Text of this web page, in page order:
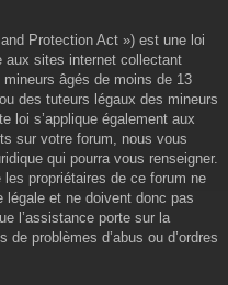
Protection Act ») est une loi
aux sites internet collectant
âgés de moins de 13
des tuteurs légaux des mineurs
loi s’applique également aux
sur votre forum, nous vous
qui pourra vous renseigner.
propriétaires de ce forum ne
légale et ne doivent donc pas
l’assistance porte sur la
problèmes d’abus ou d’ordres